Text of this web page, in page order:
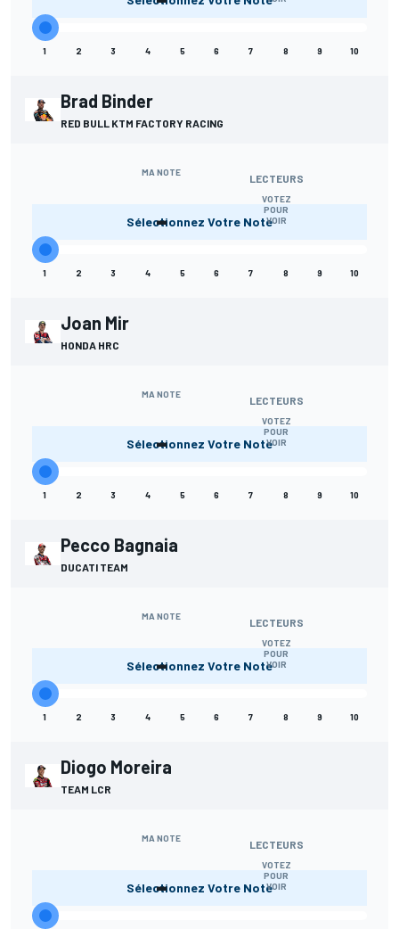
1 2 3 4 5 6 7 8 9 10
Brad Binder
RED BULL KTM FACTORY RACING
MA NOTE
-
LECTEURS
VOTEZ
POUR
VOIR
Sélectionnez Votre Note
1 2 3 4 5 6 7 8 9 10
Joan Mir
HONDA HRC
MA NOTE
-
LECTEURS
VOTEZ
POUR
VOIR
Sélectionnez Votre Note
1 2 3 4 5 6 7 8 9 10
Pecco Bagnaia
DUCATI TEAM
MA NOTE
-
LECTEURS
VOTEZ
POUR
VOIR
Sélectionnez Votre Note
1 2 3 4 5 6 7 8 9 10
Diogo Moreira
TEAM LCR
MA NOTE
-
LECTEURS
VOTEZ
POUR
VOIR
Sélectionnez Votre Note